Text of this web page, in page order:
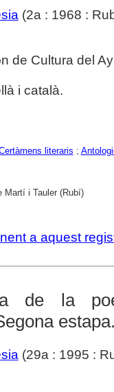
(2a : 1968 :
de Cultura del
i català.
literaris ;
Martí i Tauler (Rubí)
a aquest
de la
(29a : 1995 :